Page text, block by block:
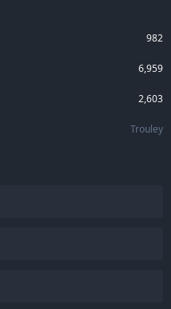
982
6,959
2,603
Trouley